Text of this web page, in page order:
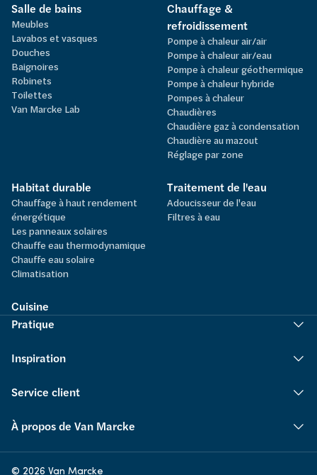
Salle de bains
Meubles
Lavabos et vasques
Douches
Baignoires
Robinets
Toilettes
Van Marcke Lab
Chauffage &
refroidissement
Pompe à chaleur air/air
Pompe à chaleur air/eau
Pompe à chaleur géothermique
Pompe à chaleur hybride
Pompes à chaleur
Chaudières
Chaudière gaz à condensation
Chaudière au mazout
Réglage par zone
Habitat durable
Chauffage à haut rendement
énergétique
Les panneaux solaires
Chauffe eau thermodynamique
Chauffe eau solaire
Climatisation
Traitement de l'eau
Adoucisseur de l'eau
Filtres à eau
Cuisine
Pratique
Inspiration
Service client
À propos de Van Marcke
© 2026 Van Marcke